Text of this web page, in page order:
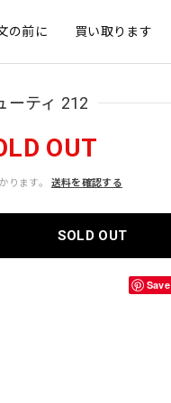
の前に 買い取ります
ーティ 212
OUT
ります。 送料を確認する
SOLD OUT
Save